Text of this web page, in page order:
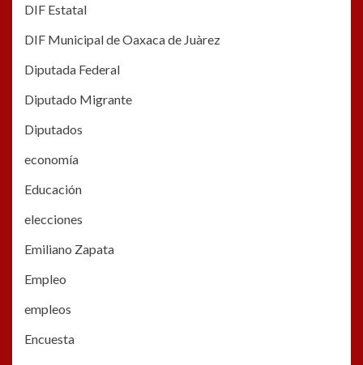
DIF Estatal
DIF Municipal de Oaxaca de Juàrez
Diputada Federal
Diputado Migrante
Diputados
economía
Educación
elecciones
Emiliano Zapata
Empleo
empleos
Encuesta